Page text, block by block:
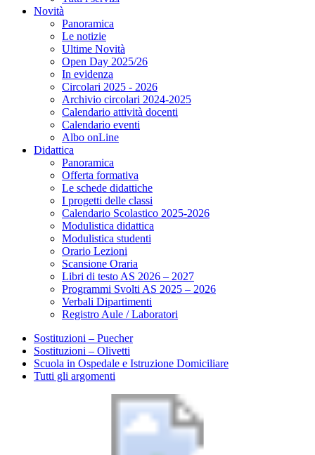
Novità
Panoramica
Le notizie
Ultime Novità
Open Day 2025/26
In evidenza
Circolari 2025 - 2026
Archivio circolari 2024-2025
Calendario attività docenti
Calendario eventi
Albo onLine
Didattica
Panoramica
Offerta formativa
Le schede didattiche
I progetti delle classi
Calendario Scolastico 2025-2026
Modulistica didattica
Modulistica studenti
Orario Lezioni
Scansione Oraria
Libri di testo AS 2026 – 2027
Programmi Svolti AS 2025 – 2026
Verbali Dipartimenti
Registro Aule / Laboratori
Sostituzioni – Puecher
Sostituzioni – Olivetti
Scuola in Ospedale e Istruzione Domiciliare
Tutti gli argomenti